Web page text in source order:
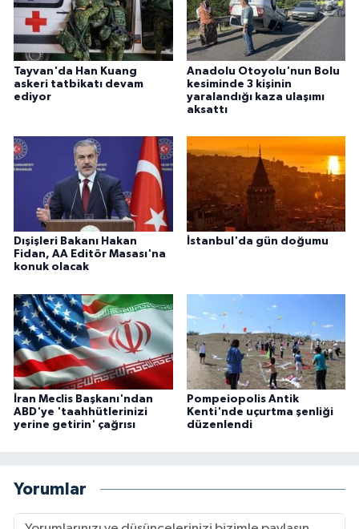
Tayvan'da Han Kuang
askeri tatbikatı devam
ediyor
Anadolu Otoyolu'nun Bolu
kesiminde 3 kişinin
yaralandığı kaza ulaşımı
aksattı
Dışişleri Bakanı Hakan
Fidan, AA Editör Masası'na
konuk olacak
İstanbul'da gün doğumu
İran Meclis Başkanı'ndan
ABD'ye 'taahhütlerinizi
yerine getirin' çağrısı
Pompeiopolis Antik
Kenti'nde uçurtma şenliği
düzenlendi
Yorumlar